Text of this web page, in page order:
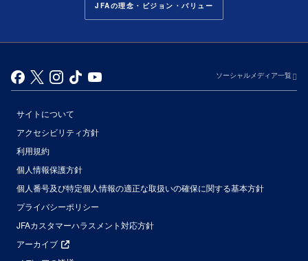
JFAの理念・ビジョン・バリュー
ソーシャルメディア一覧
サイトについて
アクセシビリティ方針
利用規約
個人情報保護方針
個人番号及び特定個人情報の適正な取扱いの確保に関する基本方針
プライバシーポリシー
JFAカスタマーハラスメント対応方針
アーカイブ